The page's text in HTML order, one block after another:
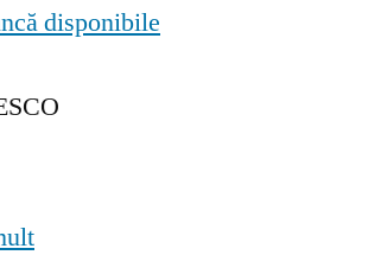
disponibile